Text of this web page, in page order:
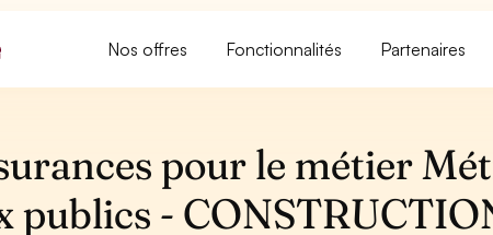
Nos offres Fonctionnalités Partenaires
pour le métier
publics -